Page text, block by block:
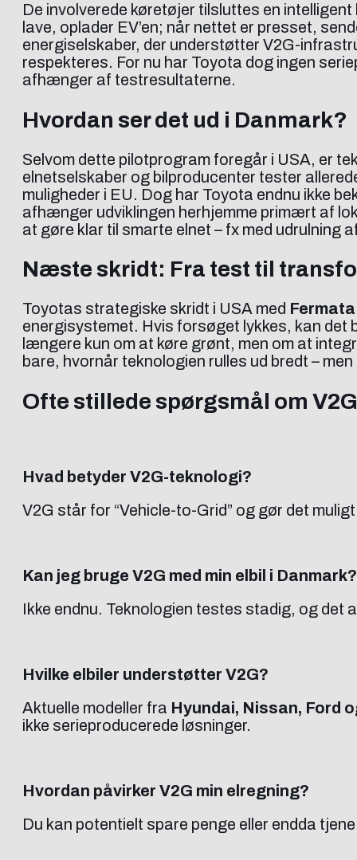
De involverede køretøjer tilsluttes en intelligent
lave, oplader EV’en; når nettet er presset,
energiselskaber, der understøtter V2G-
respekteres. For nu har Toyota dog ingen
afhænger af testresultaterne.
Hvordan ser det ud i Danmark?
Selvom dette pilotprogram foregår i USA, er
elnetselskaber og bilproducenter tester
muligheder i EU. Dog har Toyota endnu ikke
afhænger udviklingen herhjemme primært af
at gøre klar til smarte elnet – fx med udrulning
Næste skridt: Fra test til
Toyotas strategiske skridt i USA med
energisystemet. Hvis forsøget lykkes, kan det
længere kun om at køre grønt, men om at
bare, hvornår teknologien rulles ud bredt –
Ofte stillede spørgsmål om
Hvad betyder V2G-teknologi?
V2G står for “Vehicle-to-Grid” og gør det
Kan jeg bruge V2G med min elbil i Danmark?
Ikke endnu. Teknologien testes stadig, og
Hvilke elbiler understøtter V2G?
Aktuelle modeller fra Hyundai, Nissan, Ford
ikke serieproducerede løsninger.
Hvordan påvirker V2G min elregning?
Du kan potentielt spare penge eller endda